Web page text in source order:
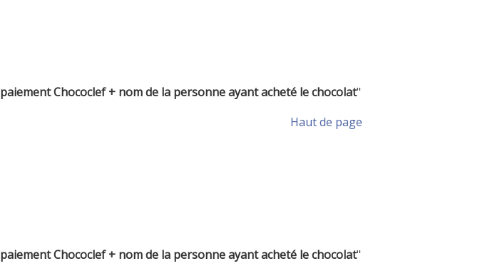
paiement Chococlef + nom de la personne ayant acheté le chocolat"
Haut de page
paiement Chococlef + nom de la personne ayant acheté le chocolat"